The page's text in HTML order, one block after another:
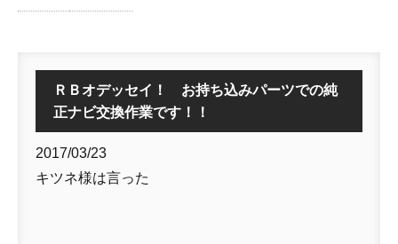
ＲＢオデッセイ！ お持ち込みパーツでの純
正ナビ交換作業です！！
2017/03/23
キツネ様は言った